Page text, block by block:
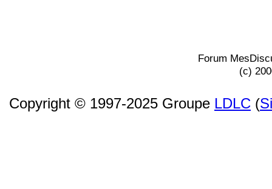
Forum
(c)
Copyright © 1997-2025 Groupe LDLC (